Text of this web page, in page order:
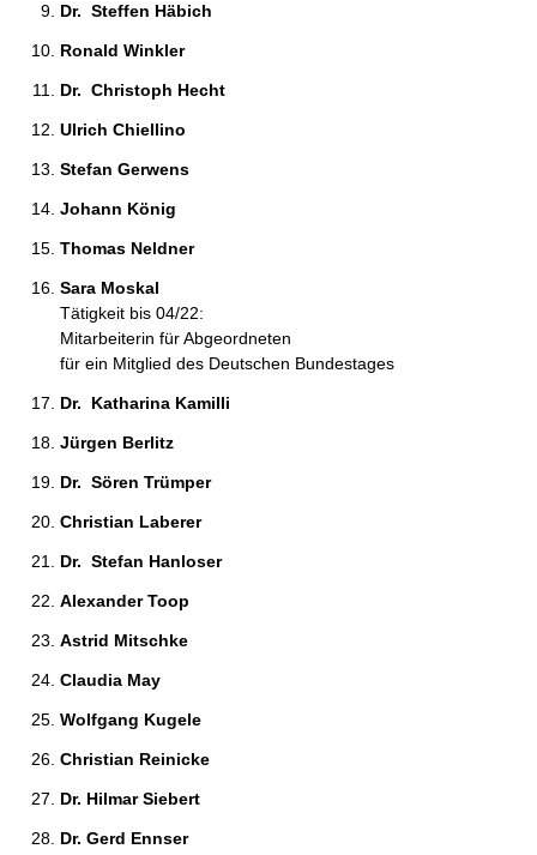
Dr.  Steffen Häbich
Ronald Winkler
Dr.  Christoph Hecht
Ulrich Chiellino
Stefan Gerwens
Johann König
Thomas Neldner
Sara Moskal
Tätigkeit bis 04/22:
Mitarbeiterin für Abgeordneten
für ein Mitglied des Deutschen Bundestages
Dr.  Katharina Kamilli
Jürgen Berlitz
Dr.  Sören Trümper
Christian Laberer
Dr.  Stefan Hanloser
Alexander Toop
Astrid Mitschke
Claudia May
Wolfgang Kugele
Christian Reinicke
Dr. Hilmar Siebert
Dr. Gerd Ennser